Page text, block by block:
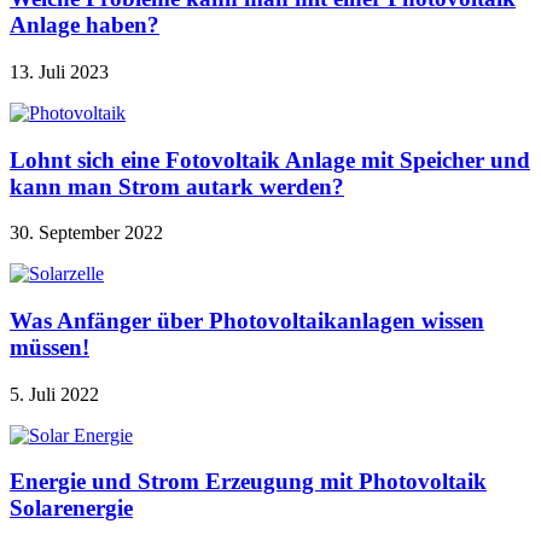
Anlage haben?
13. Juli 2023
Lohnt sich eine Fotovoltaik Anlage mit Speicher und
kann man Strom autark werden?
30. September 2022
Was Anfänger über Photovoltaikanlagen wissen
müssen!
5. Juli 2022
Energie und Strom Erzeugung mit Photovoltaik
Solarenergie